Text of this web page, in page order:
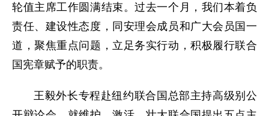
轮值主席工作圆满结束。过去一个月，我们本着负
责任、建设性态度，同安理会成员和广大会员国一
道，聚焦重点问题，立足务实行动，积极履行联合
国宪章赋予的职责。
王毅外长专程赴纽约联合国总部主持高级别公